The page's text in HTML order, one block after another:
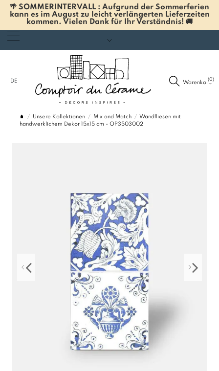
🌴 SOMMERINTERVALL : Aufgrund der Sommerferien
kann es im August zu leicht verlängerten Lieferzeiten
kommen. Vielen Dank für Ihr Verständnis! 🚚
DE Warenkorb
(0)
Unsere Kollektionen Mix and Match
Wandfliesen mit
handwerklichem Dekor 15x15 cm - OP3503002